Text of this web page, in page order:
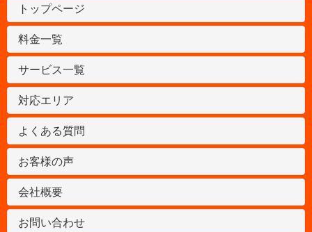
トップページ
料金一覧
サービス一覧
対応エリア
よくある質問
お客様の声
会社概要
お問い合わせ